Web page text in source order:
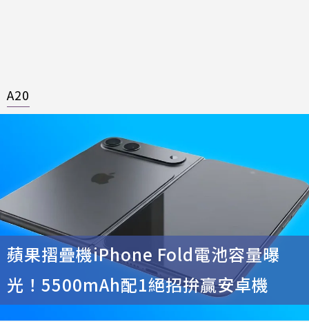
A20
蘋果摺疊機iPhone Fold電池容量曝
光！5500mAh配1絕招拚贏安卓機